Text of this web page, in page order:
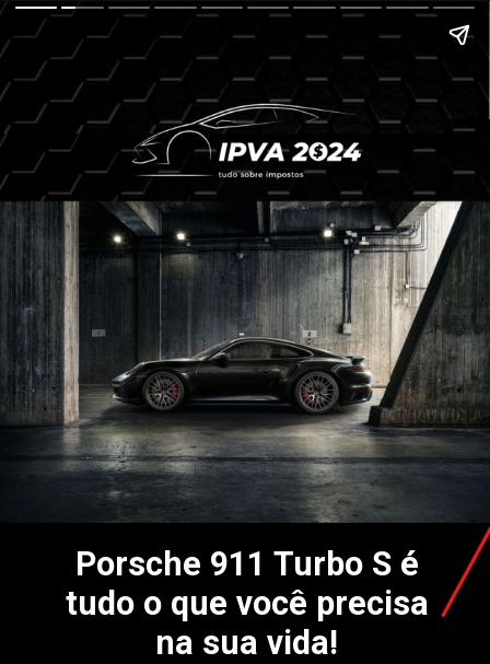
Porsche 911 Turbo S é
tudo o que você precisa
na sua vida!